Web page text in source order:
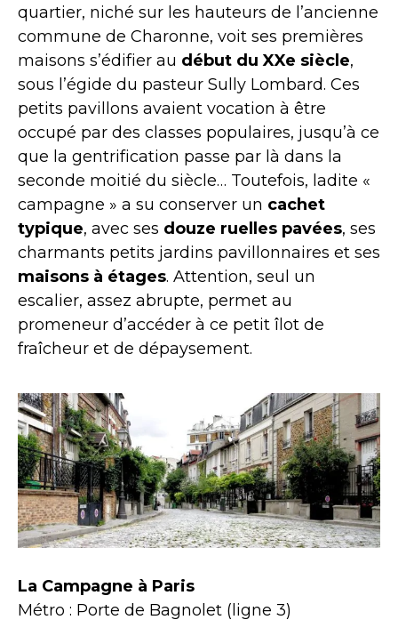
quartier, niché sur les hauteurs de l’ancienne
commune de Charonne, voit ses premières
maisons s’édifier au début du XXe siècle,
sous l’égide du pasteur Sully Lombard. Ces
petits pavillons avaient vocation à être
occupé par des classes populaires, jusqu’à ce
que la gentrification passe par là dans la
seconde moitié du siècle… Toutefois, ladite «
campagne » a su conserver un cachet
typique, avec ses douze ruelles pavées, ses
charmants petits jardins pavillonnaires et ses
maisons à étages. Attention, seul un
escalier, assez abrupte, permet au
promeneur d’accéder à ce petit îlot de
fraîcheur et de dépaysement.
La Campagne à Paris
Métro : Porte de Bagnolet (ligne 3)